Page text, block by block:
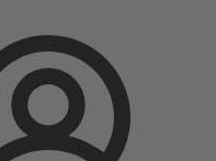
Bejelentkezés
Termékek keresése